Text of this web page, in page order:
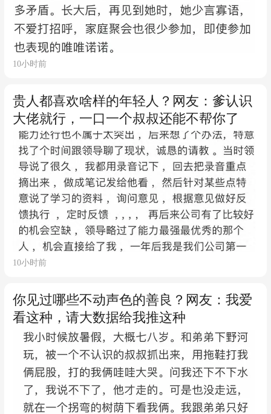
10小时前
贵人都喜欢啥样的年轻人？网友：爹认识
大佬就行，一口一个叔叔还能不帮你了
10小时前
你见过哪些不动声色的善良？网友：我爱
看这种，请大数据给我推这种